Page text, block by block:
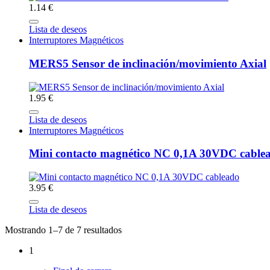
1.14 €
Lista de deseos
Interruptores Magnéticos
MERS5 Sensor de inclinación/movimiento Axial
1.95 €
Lista de deseos
Interruptores Magnéticos
Mini contacto magnético NC 0,1A 30VDC
3.95 €
Lista de deseos
Mostrando 1–7 de 7 resultados
1